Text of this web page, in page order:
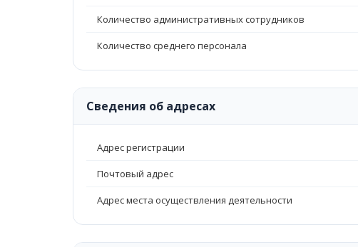
Количество административных сотрудников
Количество среднего персонала
Сведения об адресах
Адрес регистрации
Почтовый адрес
Адрес места осуществления деятельности